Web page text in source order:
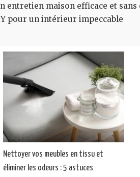
entretien maison efficace et
pour un intérieur impeccable
Nettoyer vos meubles en tissu et
éliminer les odeurs : 5 astuces